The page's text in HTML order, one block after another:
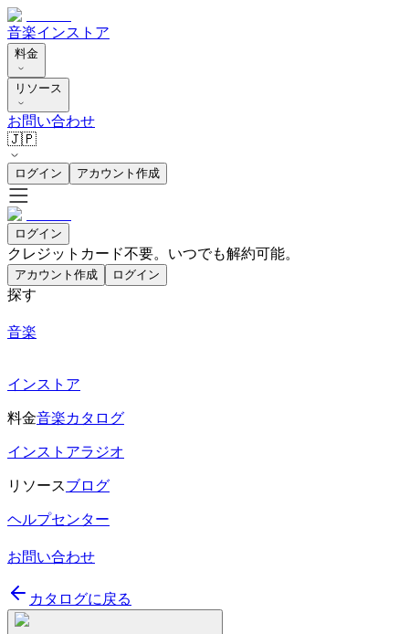
音楽インストア
料金
リソース
お問い合わせ
🇯🇵
ログイン アカウント作成
ログイン
クレジットカード不要。いつでも解約可能。
アカウント作成 ログイン
探す
音楽
インストア
料金音楽カタログ
インストアラジオ
リソースブログ
ヘルプセンター
お問い合わせ
カタログに戻る